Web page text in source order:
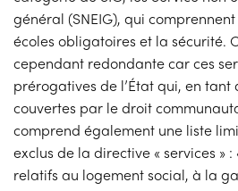
général (SNEIG), qui
écoles obligatoires et la sécurité.
cependant redondante car ces
prérogatives de l’État qui, en tant
couvertes par le droit
comprend également une liste
exclus de la directive « services » :
relatifs au logement social, à la